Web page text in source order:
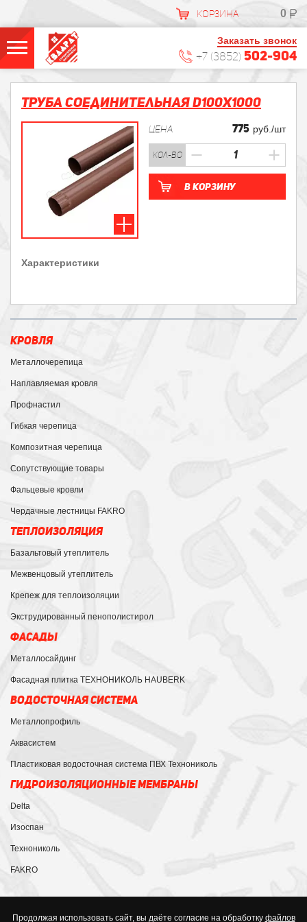
КОРЗИНА 0
Заказать звонок
+7 (3852) 502-904
Труба соединительная D100х1000
ЦЕНА 775 руб./шт
кол-во
В корзину
Характеристики
КРОВЛЯ
Металлочерепица
Наплавляемая кровля
Профнастил
Гибкая черепица
Композитная черепица
Сопутствующие товары
Фальцевые кровли
Чердачные лестницы FAKRO
ТЕПЛОИЗОЛЯЦИЯ
Базальтовый утеплитель
Межвенцовый утеплитель
Крепеж для теплоизоляции
Экструдированный пенополистирол
ФАСАДЫ
Металлосайдинг
Фасадная плитка ТЕХНОНИКОЛЬ HAUBERK
ВОДОСТОЧНАЯ СИСТЕМА
Металлопрофиль
Аквасистем
Пластиковая водосточная система ПВХ Технониколь
ГИДРОИЗОЛЯЦИОННЫЕ МЕМБРАНЫ
Delta
Изоспан
Технониколь
FAKRO
Продолжая использовать сайт, вы даёте согласие на обработку файлов